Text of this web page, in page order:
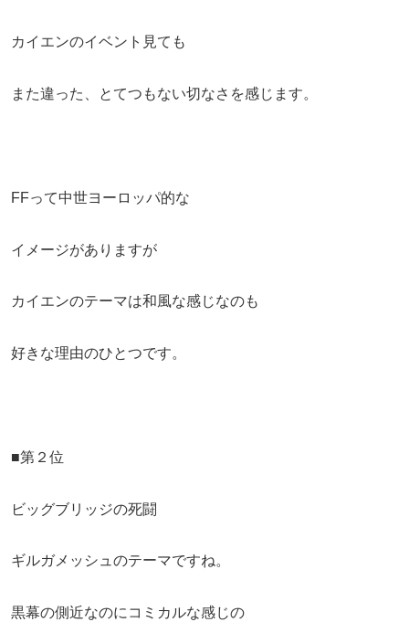
カイエンのイベント見ても
また違った、とてつもない切なさを感じます。
FFって中世ヨーロッパ的な
イメージがありますが
カイエンのテーマは和風な感じなのも
好きな理由のひとつです。
■第２位
ビッグブリッジの死闘
ギルガメッシュのテーマですね。
黒幕の側近なのにコミカルな感じの